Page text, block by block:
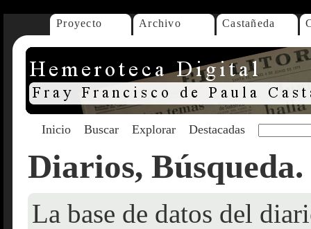
Proyecto Archivo Castañeda
Inicio Buscar Explorar Destacadas
Diarios, Búsqueda.
La base de datos del